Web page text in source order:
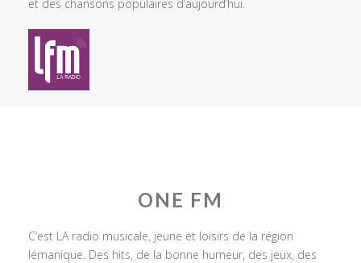
et des chansons populaires d’aujourd’hui.
ONE FM
C’est LA radio musicale, jeune et loisirs de la région
lémanique. Des hits, de la bonne humeur, des jeux, des